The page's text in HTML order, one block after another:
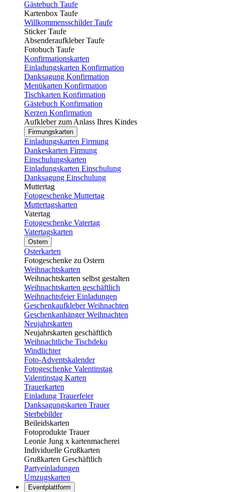
Gästebuch Taufe
Kartenbox Taufe
Willkommensschilder Taufe
Sticker Taufe
Absenderaufkleber Taufe
Fotobuch Taufe
Konfirmationskarten
Einladungskarten Konfirmation
Danksagung Konfirmation
Menükarten Konfirmation
Tischkarten Konfirmation
Gästebuch Konfirmation
Kerzen Konfirmation
Aufkleber zum Anlass Ihres Kindes
Firmungskarten
Einladungskarten Firmung
Dankeskarten Firmung
Einschulungskarten
Einladungskarten Einschulung
Danksagung Einschulung
Muttertag
Fotogeschenke Muttertag
Muttertagskarten
Vatertag
Fotogeschenke Vatertag
Vatertagskarten
Ostern
Osterkarten
Fotogeschenke zu Ostern
Weihnachtskarten
Weihnachtskarten selbst gestalten
Weihnachtskarten geschäftlich
Weihnachtsfeier Einladungen
Geschenkaufkleber Weihnachten
Geschenkanhänger Weihnachten
Neujahrskarten
Neujahrskarten geschäftlich
Weihnachtliche Tischdeko
Windlichter
Foto-Adventskalender
Fotogeschenke Valentinstag
Valentinstag Karten
Trauerkarten
Einladung Trauerfeier
Danksagungskarten Trauer
Sterbebilder
Beileidskarten
Fotoprodukte Trauer
Leonie Jung x kartenmacherei
Individuelle Grußkarten
Grußkarten Geschäftlich
Partyeinladungen
Umzugskarten
Eventplattform